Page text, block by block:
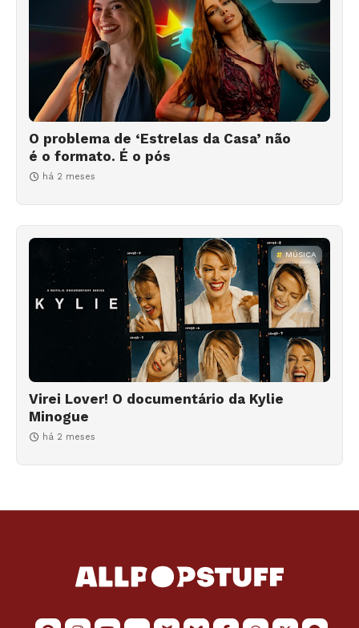
O problema de ‘Estrelas da Casa’ não
é o formato. É o pós
há 2 meses
MÚSICA
Virei Lover! O documentário da Kylie
Minogue
há 2 meses